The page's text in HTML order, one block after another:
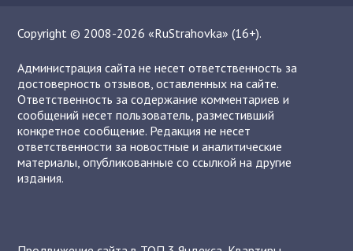
Copyright © 2008-2026 «RuStrahovka» (16+).
Администрация сайта не несет ответственность за
достоверность отзывов, оставленных на сайте.
Ответственность за содержание комментариев и
сообщений несет пользователь, разместивший
конкретное сообщение. Редакция не несет
ответственности за новостные и аналитические
материалы, опубликованные со ссылкой на другие
издания.